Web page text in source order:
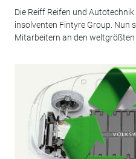
Die Reiff Reifen und
insolventen Fintyre Group. Nun
Mitarbeitern an den weltgrößten